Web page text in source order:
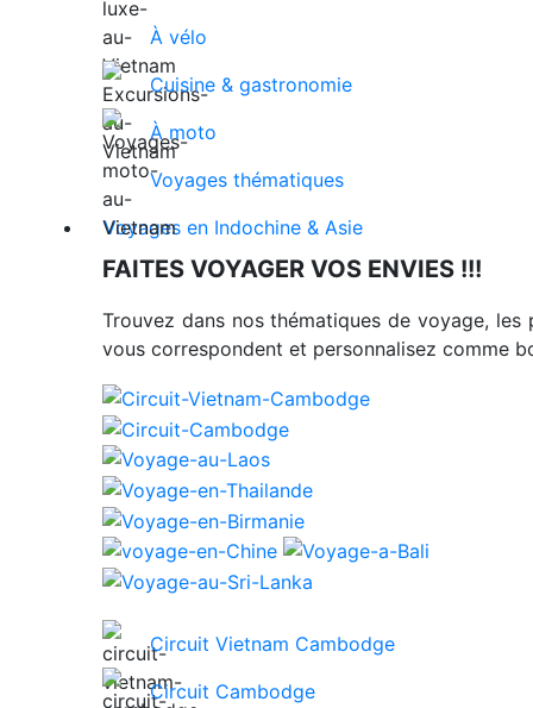
À vélo
Cuisine & gastronomie
À moto
Voyages thématiques
Voyages en Indochine & Asie
FAITES VOYAGER VOS ENVIES !!!
Trouvez dans nos thématiques de voyage,
vous correspondent et personnalisez comme
Circuit Vietnam Cambodge
Circuit Cambodge